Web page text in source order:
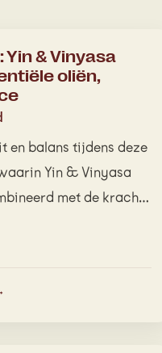
Yin & Vinyasa
oliën,
en balans tijdens deze
Yin & Vinyasa
met de kracht